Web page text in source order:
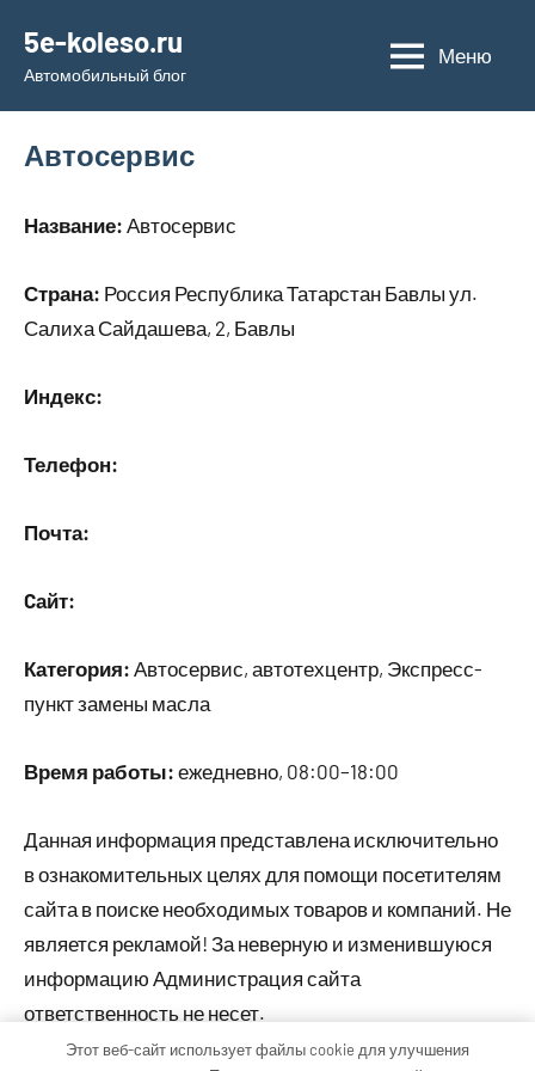
содержимому
5e-koleso.ru
Автомобильный блог
Меню
Автосервис
Название: Автосервис
Страна: Россия Республика Татарстан Бавлы ул.
Салиха Сайдашева, 2, Бавлы
Индекс:
Телефон:
Почта:
Cайт:
Категория: Автосервис, автотехцентр, Экспресс-
пункт замены масла
Время работы: ежедневно, 08:00–18:00
Данная информация представлена исключительно
в ознакомительных целях для помощи посетителям
сайта в поиске необходимых товаров и компаний. Не
является рекламой! За неверную и изменившуюся
информацию Администрация сайта
ответственность не несет.
Этот веб-сайт использует файлы cookie для улучшения